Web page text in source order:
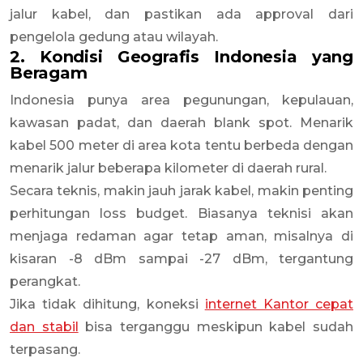
jalur kabel, dan pastikan ada approval dari
pengelola gedung atau wilayah.
2. Kondisi Geografis Indonesia yang
Beragam
Indonesia punya area pegunungan, kepulauan,
kawasan padat, dan daerah blank spot. Menarik
kabel 500 meter di area kota tentu berbeda dengan
menarik jalur beberapa kilometer di daerah rural.
Secara teknis, makin jauh jarak kabel, makin penting
perhitungan loss budget. Biasanya teknisi akan
menjaga redaman agar tetap aman, misalnya di
kisaran -8 dBm sampai -27 dBm, tergantung
perangkat.
Jika tidak dihitung, koneksi internet Kantor cepat
dan stabil bisa terganggu meskipun kabel sudah
terpasang.